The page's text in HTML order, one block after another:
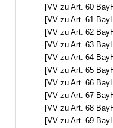
[VV zu Art. 60
[VV zu Art. 61
[VV zu Art. 62
[VV zu Art. 63
[VV zu Art. 64
[VV zu Art. 65
[VV zu Art. 66
[VV zu Art. 67
[VV zu Art. 68
[VV zu Art. 69